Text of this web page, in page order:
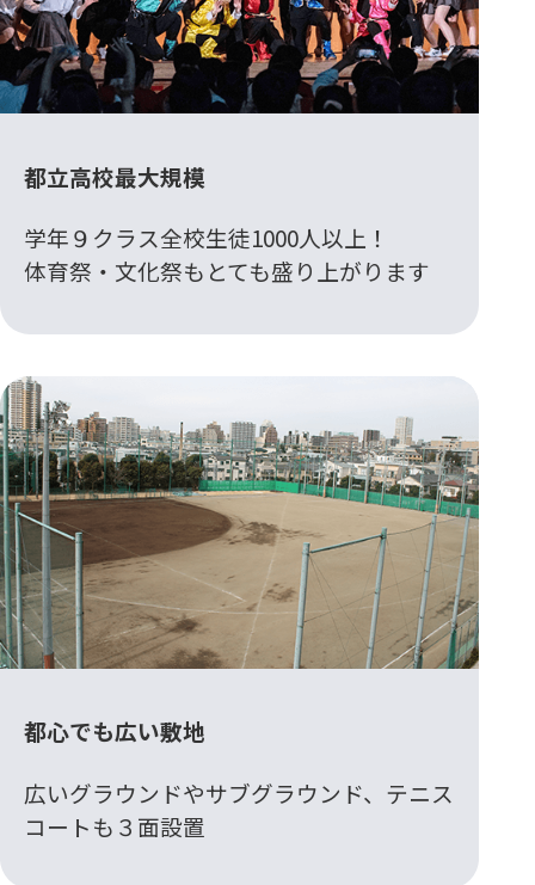
都立高校最大規模
学年９クラス全校生徒1000人以上！
体育祭・文化祭もとても盛り上がります
都心でも広い敷地
広いグラウンドやサブグラウンド、テニス
コートも３面設置